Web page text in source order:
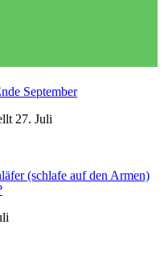
September
27. Juli
(schlafe auf den Armen)